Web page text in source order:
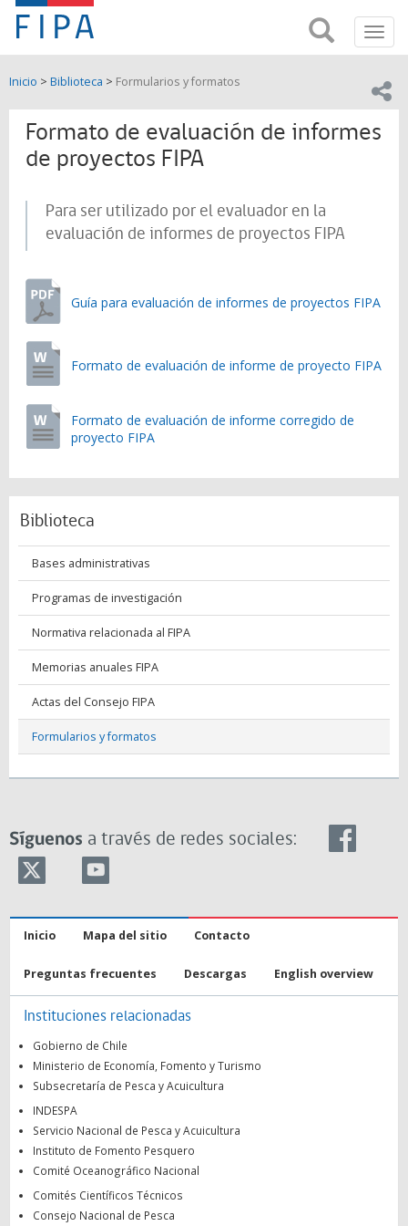
Fondo
de
Investigación
Pesquera
y
Acuicultura
(FIPA)-
FIPA;
Fondo
Investigación
pesquera
de
Acuicultira
Inicio > Biblioteca > Formularios y formatos
Formato de evaluación de informes
de proyectos FIPA
Para ser utilizado por el evaluador en la
evaluación de informes de proyectos FIPA
Guía para evaluación de informes de proyectos FIPA
Formato de evaluación de informe de proyecto FIPA
Formato de evaluación de informe corregido de
proyecto FIPA
Biblioteca
Bases administrativas
Programas de investigación
Normativa relacionada al FIPA
Memorias anuales FIPA
Actas del Consejo FIPA
Formularios y formatos
Síguenos a través de redes sociales:
Inicio Mapa del sitio Contacto
Preguntas frecuentes Descargas English overview
Instituciones relacionadas
Gobierno de Chile
Ministerio de Economía, Fomento y Turismo
Subsecretaría de Pesca y Acuicultura
INDESPA
Servicio Nacional de Pesca y Acuicultura
Instituto de Fomento Pesquero
Comité Oceanográfico Nacional
Comités Científicos Técnicos
Consejo Nacional de Pesca